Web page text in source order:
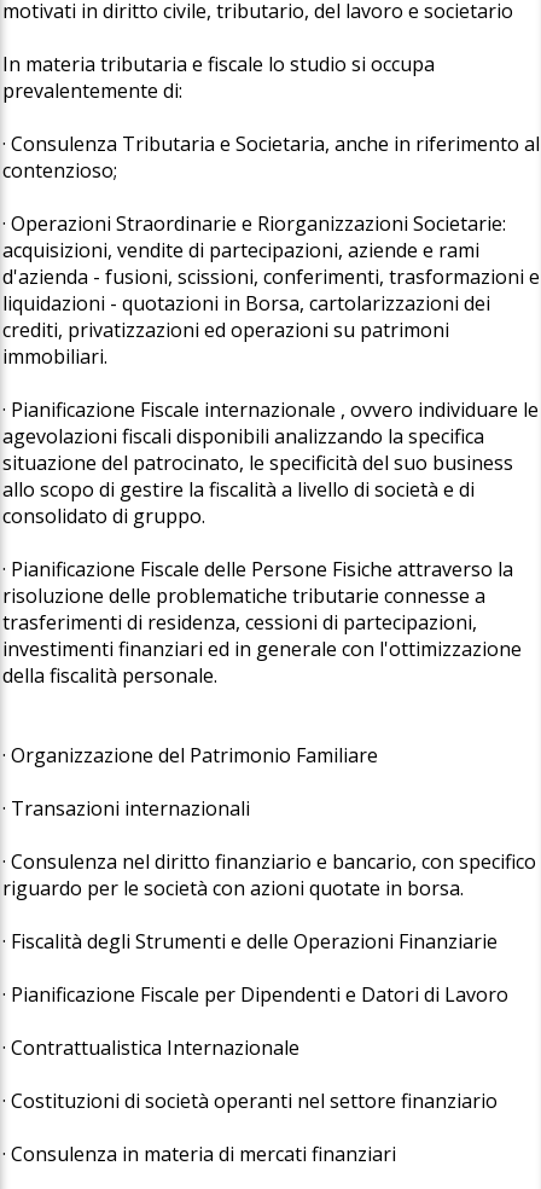
motivati in diritto civile, tributario, del lavoro e societario
In materia tributaria e fiscale lo studio si occupa
prevalentemente di:
· Consulenza Tributaria e Societaria, anche in riferimento al
contenzioso;
· Operazioni Straordinarie e Riorganizzazioni Societarie:
acquisizioni, vendite di partecipazioni, aziende e rami
d'azienda - fusioni, scissioni, conferimenti, trasformazioni e
liquidazioni - quotazioni in Borsa, cartolarizzazioni dei
crediti, privatizzazioni ed operazioni su patrimoni
immobiliari.
· Pianificazione Fiscale internazionale , ovvero individuare le
agevolazioni fiscali disponibili analizzando la specifica
situazione del patrocinato, le specificità del suo business
allo scopo di gestire la fiscalità a livello di società e di
consolidato di gruppo.
· Pianificazione Fiscale delle Persone Fisiche attraverso la
risoluzione delle problematiche tributarie connesse a
trasferimenti di residenza, cessioni di partecipazioni,
investimenti finanziari ed in generale con l'ottimizzazione
della fiscalità personale.
· Organizzazione del Patrimonio Familiare
· Transazioni internazionali
· Consulenza nel diritto finanziario e bancario, con specifico
riguardo per le società con azioni quotate in borsa.
· Fiscalità degli Strumenti e delle Operazioni Finanziarie
· Pianificazione Fiscale per Dipendenti e Datori di Lavoro
· Contrattualistica Internazionale
· Costituzioni di società operanti nel settore finanziario
· Consulenza in materia di mercati finanziari